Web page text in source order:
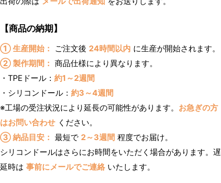
【商品の納期】
① 生産開始： ご注文後 24時間以内 に生産が開始されます。
② 製作期間： 商品仕様により異なります。
・TPEドール： 約1～2週間
・シリコンドール： 約3～4週間
※工場の受注状況により延長の可能性があります。 お急ぎの方
はお問い合わせ ください。
③ 納品目安： 最短で 2～3週間 程度でお届け。
シリコンドールはさらにお時間をいただく場合があります。遅
延時は 事前にメールでご連絡 いたします。